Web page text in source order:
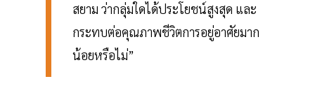
สยาม ว่ากลุ่มใดได้ประโยชน์สูงสุด และ
กระทบต่อคุณภาพชีวิตการอยู่อาศัยมาก
น้อยหรือไม่”